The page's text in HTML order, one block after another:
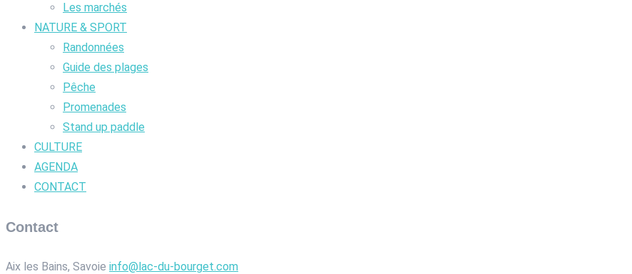
Les marchés
NATURE & SPORT
Randonnées
Guide des plages
Pêche
Promenades
Stand up paddle
CULTURE
AGENDA
CONTACT
Contact
Aix les Bains, Savoie info@lac-du-bourget.com